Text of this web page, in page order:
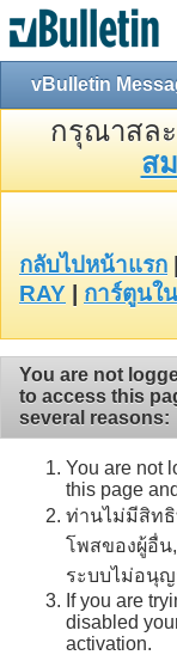
vBulletin
กรุณาสละ
ส
กลับไปหน้าแรก
RAY
การ์ตูนใ
You are not
to access this
several reasons:
You are not
this page
ท่านไม่มีสิท
โพสของผู้อื่น
ระบบไม่อนุ
If you are
disabled
activation.